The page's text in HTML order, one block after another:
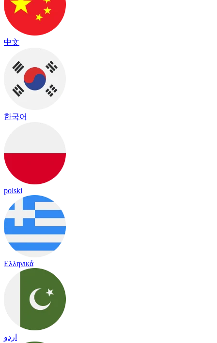
中文
한국어
polski
Ελληνικά
اردو